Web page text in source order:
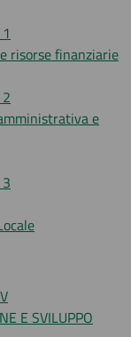
risorse finanziarie
e
E SVILUPPO